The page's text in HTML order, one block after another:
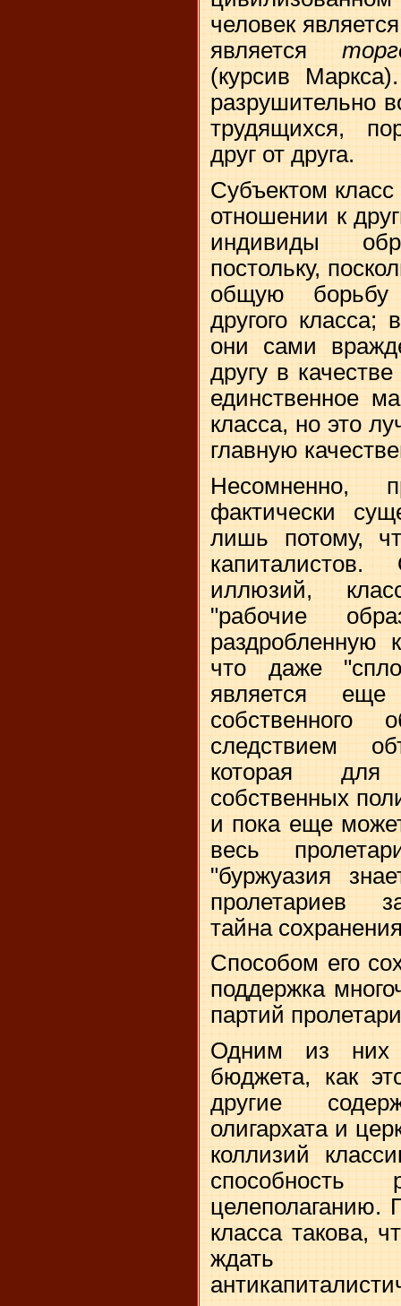
человек
является
(курсив
разрушительно
трудящихся,
друг от друга.
Субъектом
отношении к
индивиды
постольку,
общую борьбу
другого класса;
они сами
другу в качестве
единственное
класса, но это
главную
Несомненно,
фактически
лишь потому,
иллюзий,
"рабочие
раздробленную
что даже
является
следствием
которая для
собственных
и пока еще
весь
"буржуазия
пролетариев
тайна
Способом его
поддержка
партий
Одним из них
бюджета, как
другие
олигархата и
коллизий
целеполаганию.
класса такова,
ждать